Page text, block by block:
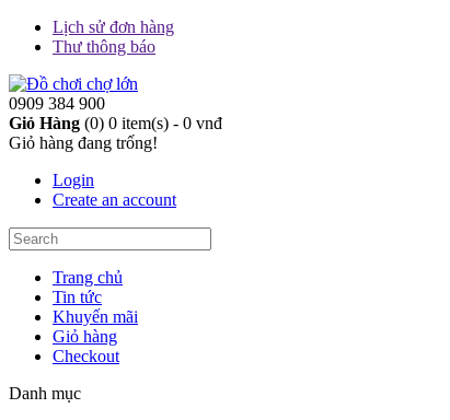
Lịch sử đơn hàng
Thư thông báo
0909 384 900
Giỏ Hàng (0) 0 item(s) - 0 vnđ
Giỏ hàng đang trống!
Login
Create an account
Trang chủ
Tin tức
Khuyến mãi
Giỏ hàng
Checkout
Danh mục